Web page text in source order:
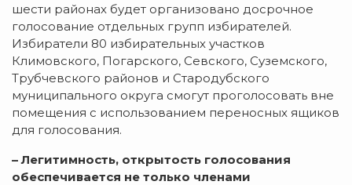
шести районах будет организовано досрочное
голосование отдельных групп избирателей.
Избиратели 80 избирательных участков
Климовского, Погарского, Севского, Суземского,
Трубчевского районов и Стародубского
муниципального округа смогут проголосовать вне
помещения с использованием переносных ящиков
для голосования.
– Легитимность, открытость голосования
обеспечивается не только членами